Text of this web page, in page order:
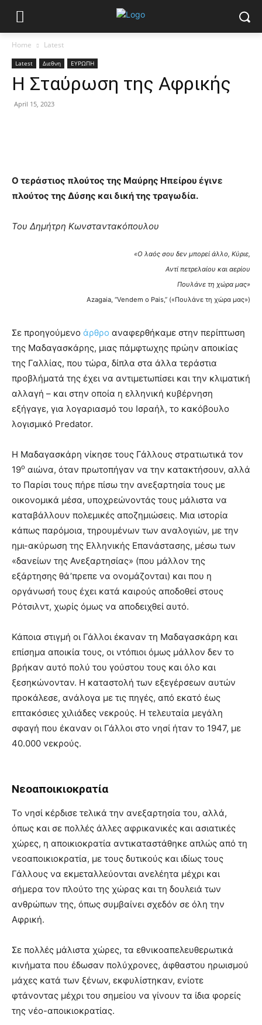
Home Latest
Latest Διεθνη ΕΥΡΩΠΗ
H Σταύρωση της Αφρικής
April 15, 2023
Ο τεράστιος πλούτος της Μαύρης Ηπείρου έγινε
πλούτος της Δύσης και δική της τραγωδία.
Του Δημήτρη Κωνσταντακόπουλου
«Ο λαός σου δεν μπορεί άλλο, Κύριε,
Αντί πετρελαίου και αερίου
Πουλάνε τη χώρα μας»
Azagaia, “Vendem o Pais,” («Πουλάνε τη χώρα μας»)
Σε προηγούμενο άρθρο αναφερθήκαμε στην περίπτωση
της Μαδαγασκάρης, μιας πάμφτωχης πρώην αποικίας
της Γαλλίας, που τώρα, δίπλα στα άλλα τεράστια
προβλήματά της έχει να αντιμετωπίσει και την κλιματική
αλλαγή – και στην οποία η ελληνική κυβέρνηση
εξήγαγε, για λογαριασμό του Ισραήλ, το κακόβουλο
λογισμικό Predator.
Η Μαδαγασκάρη νίκησε τους Γάλλους στρατιωτικά τον
19ο αιώνα, όταν πρωτοπήγαν να την κατακτήσουν, αλλά
το Παρίσι τους πήρε πίσω την ανεξαρτησία τους με
οικονομικά μέσα, υποχρεώνοντάς τους μάλιστα να
καταβάλλουν πολεμικές αποζημιώσεις. Μια ιστορία
κάπως παρόμοια, τηρουμένων των αναλογιών, με την
ημι-ακύρωση της Ελληνικής Επανάστασης, μέσω των
«δανείων της Ανεξαρτησίας» (που μάλλον της
εξάρτησης θά’πρεπε να ονομάζονται) και που η
οργάνωσή τους έχει κατά καιρούς αποδοθεί στους
Ρότσιλντ, χωρίς όμως να αποδειχθεί αυτό.
Κάποια στιγμή οι Γάλλοι έκαναν τη Μαδαγασκάρη και
επίσημα αποικία τους, οι ντόπιοι όμως μάλλον δεν το
βρήκαν αυτό πολύ του γούστου τους και όλο και
ξεσηκώνονταν. Η καταστολή των εξεγέρσεων αυτών
προκάλεσε, ανάλογα με τις πηγές, από εκατό έως
επτακόσιες χιλιάδες νεκρούς. Η τελευταία μεγάλη
σφαγή που έκαναν οι Γάλλοι στο νησί ήταν το 1947, με
40.000 νεκρούς.
Νεοαποικιοκρατία
Το νησί κέρδισε τελικά την ανεξαρτησία του, αλλά,
όπως και σε πολλές άλλες αφρικανικές και ασιατικές
χώρες, η αποικιοκρατία αντικαταστάθηκε απλώς από τη
νεοαποικιοκρατία, με τους δυτικούς και ιδίως τους
Γάλλους να εκμεταλλεύονται ανελέητα μέχρι και
σήμερα τον πλούτο της χώρας και τη δουλειά των
ανθρώπων της, όπως συμβαίνει σχεδόν σε όλη την
Αφρική.
Σε πολλές μάλιστα χώρες, τα εθνικοαπελευθερωτικά
κινήματα που έδωσαν πολύχρονες, άφθαστου ηρωισμού
μάχες κατά των ξένων, εκφυλίστηκαν, ενίοτε
φτάνοντας μέχρι του σημείου να γίνουν τα ίδια φορείς
της νέο-αποικιοκρατίας.